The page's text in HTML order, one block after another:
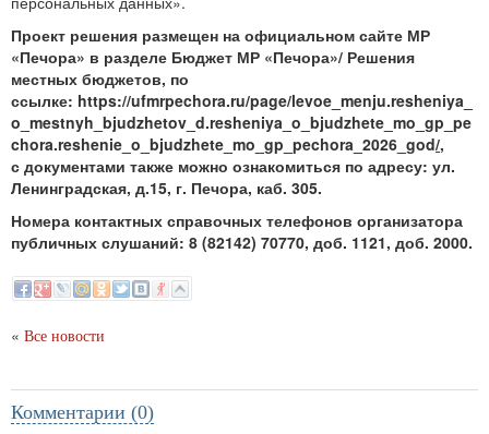
Проект решения размещен на официальном сайте МР
«Печора» в разделе Бюджет МР «Печора»/ Решения
местных бюджетов, по
ссылке: https://ufmrpechora.ru/page/levoe_menju.resheniya_
o_mestnyh_bjudzhetov_d.resheniya_o_bjudzhete_mo_gp_pe
chora.reshenie_o_bjudzhete_mo_gp_pechora_2026_god/,
с документами также можно ознакомиться по адресу: ул.
Ленинградская, д.15, г. Печора, каб. 305.
Номера контактных справочных телефонов организатора
публичных слушаний: 8 (82142) 70770, доб. 1121, доб. 2000.
« Все новости
Комментарии (0)